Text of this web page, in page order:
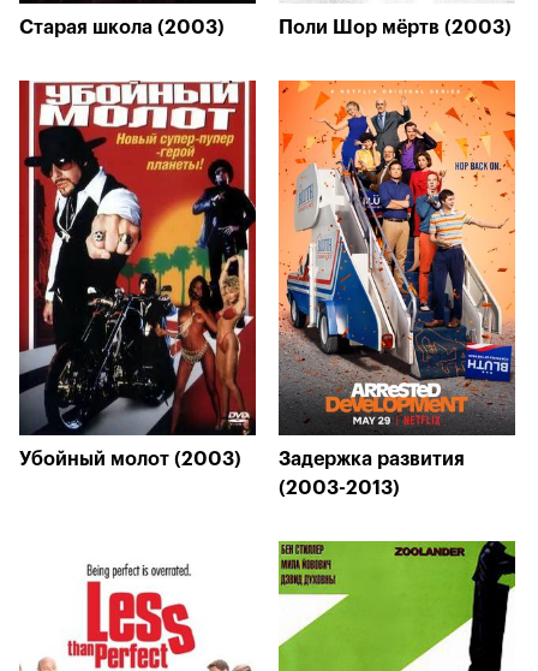
Старая школа (2003) Поли Шор мёртв (2003)
Убойный молот (2003)
Задержка развития
(2003-2013)